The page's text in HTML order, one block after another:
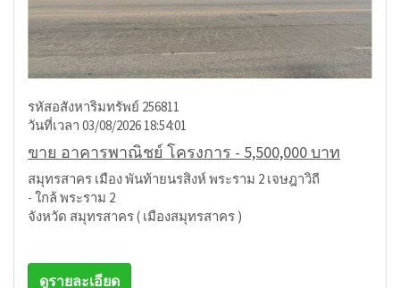
รหัสอสังหาริมทรัพย์ 256811
วันที่เวลา 03/08/2026 18:54:01
ขาย อาคารพาณิชย์ โครงการ - 5,500,000 บาท
สมุทรสาคร เมือง พันท้ายนรสิงห์ พระราม 2 เจษฎาวิถี
- ใกล้ พระราม 2
จังหวัด สมุทรสาคร ( เมืองสมุทรสาคร )
ดูรายละเอียด